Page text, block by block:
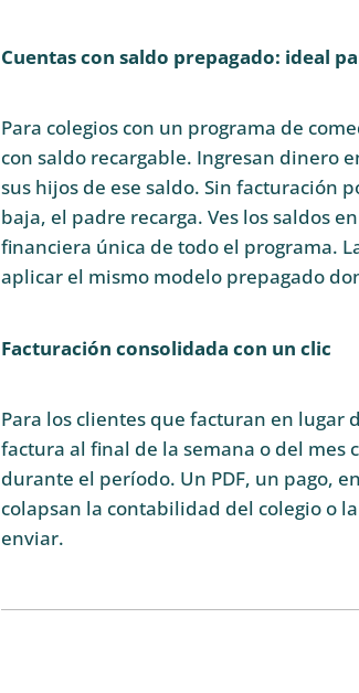
Cuentas con saldo prepagado: ideal
Para colegios con un programa de
con saldo recargable. Ingresan dinero
sus hijos de ese saldo. Sin facturación
baja, el padre recarga. Ves los saldos
financiera única de todo el programa.
aplicar el mismo modelo prepagado
Facturación consolidada con un clic
Para los clientes que facturan en lugar
factura al final de la semana o del mes
durante el período. Un PDF, un pago,
colapsan la contabilidad del colegio o
enviar.